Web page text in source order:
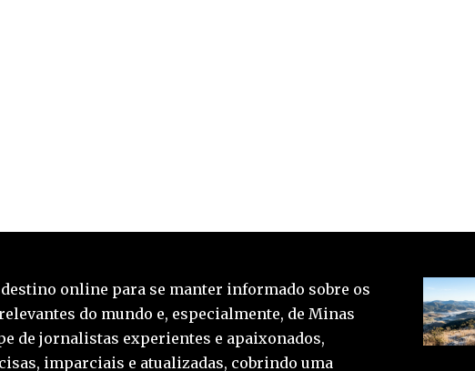
destino online para se manter informado sobre os
do mundo e, especialmente, de Minas
de jornalistas experientes e apaixonados,
imparciais e atualizadas, cobrindo uma